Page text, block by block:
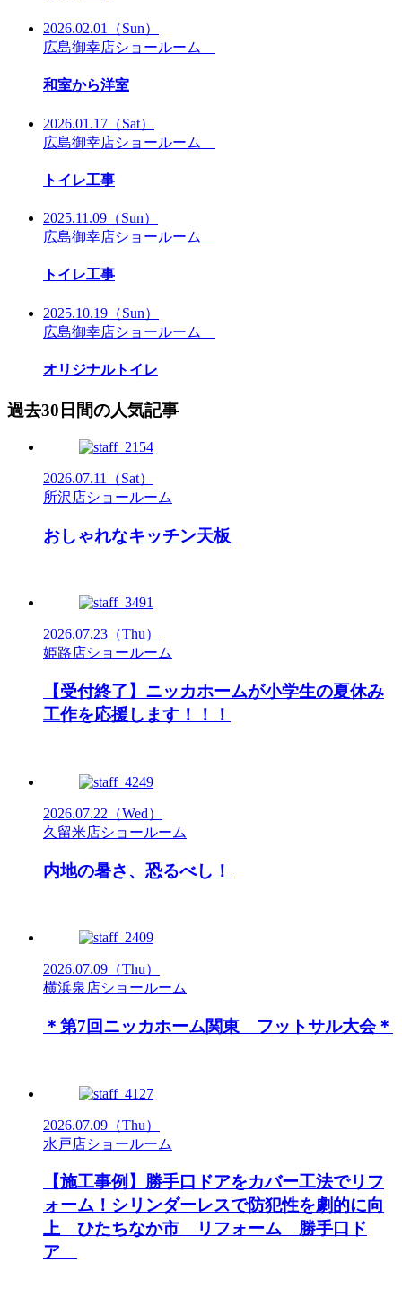
2026.02.01
（Sun）
広島御幸店ショールーム
和室から洋室
2026.01.17 （Sat）
広島御幸店ショールーム
トイレ工事
2025.11.09 （Sun）
広島御幸店ショールーム
トイレ工事
2025.10.19 （Sun）
広島御幸店ショールーム
オリジナルトイレ
過去30日間の人気記事
2026.07.11
（Sat）
所沢店ショールーム
おしゃれなキッチン天板
2026.07.23 （Thu）
姫路店ショールーム
【受付終了】ニッカホームが小学生の夏休み
工作を応援します！！！
2026.07.22 （Wed）
久留米店ショールーム
内地の暑さ、恐るべし！
2026.07.09 （Thu）
横浜泉店ショールーム
＊第7回ニッカホーム関東 フットサル大会＊
2026.07.09 （Thu）
水戸店ショールーム
【施工事例】勝手口ドアをカバー工法でリフ
ォーム！シリンダーレスで防犯性を劇的に向
上 ひたちなか市 リフォーム 勝手口ド
ア